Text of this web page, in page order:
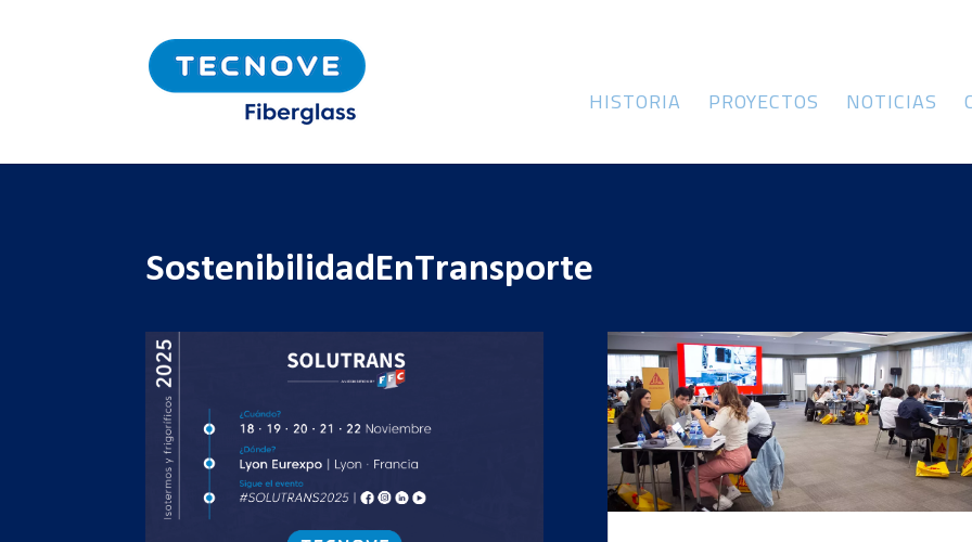
HISTORIA PROYECTOS NOTICIAS
SostenibilidadEnTransporte